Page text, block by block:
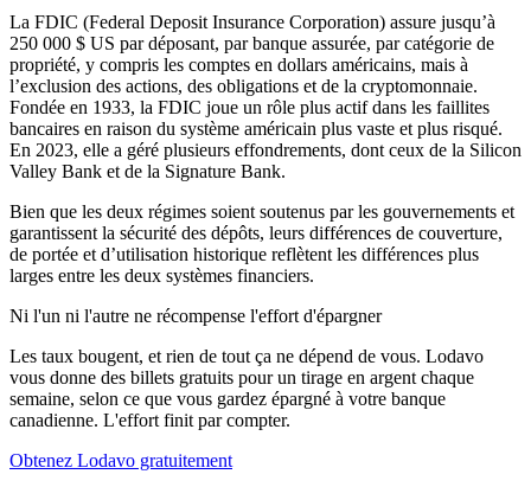
La FDIC (Federal Deposit Insurance Corporation) assure jusqu’à
250 000 $ US par déposant, par banque assurée, par catégorie de
propriété, y compris les comptes en dollars américains, mais à
l’exclusion des actions, des obligations et de la cryptomonnaie.
Fondée en 1933, la FDIC joue un rôle plus actif dans les faillites
bancaires en raison du système américain plus vaste et plus risqué.
En 2023, elle a géré plusieurs effondrements, dont ceux de la Silicon
Valley Bank et de la Signature Bank.
Bien que les deux régimes soient soutenus par les gouvernements et
garantissent la sécurité des dépôts, leurs différences de couverture,
de portée et d’utilisation historique reflètent les différences plus
larges entre les deux systèmes financiers.
Ni l'un ni l'autre ne récompense l'effort d'épargner
Les taux bougent, et rien de tout ça ne dépend de vous. Lodavo
vous donne des billets gratuits pour un tirage en argent chaque
semaine, selon ce que vous gardez épargné à votre banque
canadienne. L'effort finit par compter.
Obtenez Lodavo gratuitement